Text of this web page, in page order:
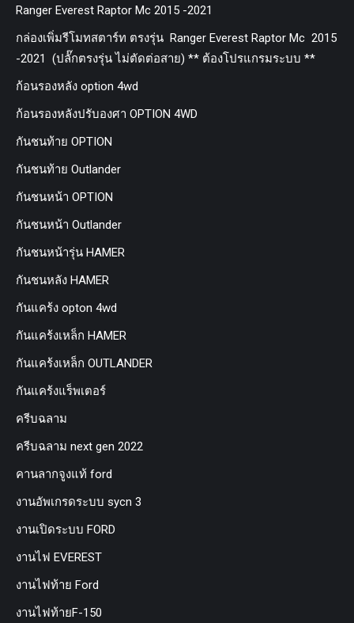
Ranger Everest Raptor Mc 2015 -2021
กล่องเพิ่มรีโมทสตาร์ท ตรงรุ่น Ranger Everest Raptor Mc 2015
-2021 (ปลั๊กตรงรุ่น ไม่ตัดต่อสาย) ** ต้องโปรแกรมระบบ **
ก้อนรองหลัง option 4wd
ก้อนรองหลังปรับองศา OPTION 4WD
กันชนท้าย OPTION
กันชนท้าย Outlander
กันชนหน้า OPTION
กันชนหน้า Outlander
กันชนหน้ารุ่น HAMER
กันชนหลัง HAMER
กันแคร้ง opton 4wd
กันแคร้งเหล็ก HAMER
กันแคร้งเหล็ก OUTLANDER
กันแคร้งแร็พเตอร์
ครีบฉลาม
ครีบฉลาม next gen 2022
คานลากจูงแท้ ford
งานอัพเกรดระบบ sycn 3
งานเปิดระบบ FORD
งานไฟ EVEREST
งานไฟท้าย Ford
งานไฟท้ายF-150